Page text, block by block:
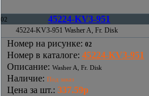
02 45224-KV3-951
45224-KV3-951 Washer A, Fr. Disk
Номер на рисунке: 02
Номер в каталоге: 45224-KV3-951
Описание: Washer A, Fr. Disk
Наличие: Под заказ
Цена за шт.: 337.59р